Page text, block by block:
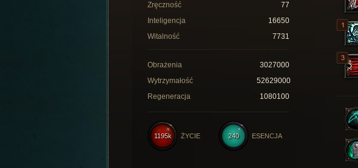
Zręczność
77
Inteligencja
16650
Witalność
7731
Obrażenia
3027000
Wytrzymałość
52629000
Regeneracja
1080100
240 ESENCJA
1195k ŻYCIE